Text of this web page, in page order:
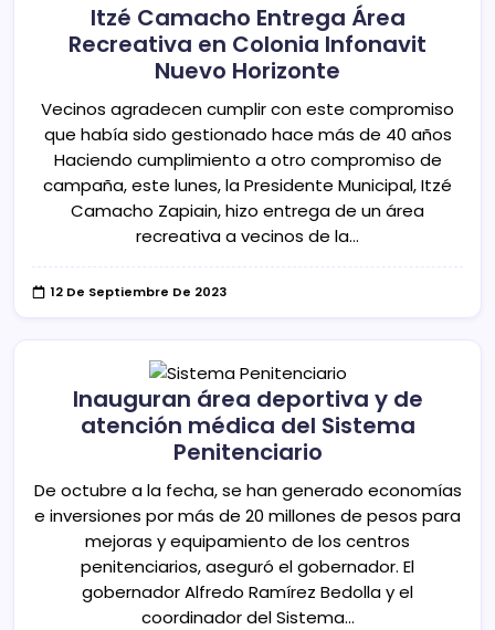
Itzé Camacho Entrega Área
Recreativa en Colonia Infonavit
Nuevo Horizonte
Vecinos agradecen cumplir con este compromiso
que había sido gestionado hace más de 40 años
Haciendo cumplimiento a otro compromiso de
campaña, este lunes, la Presidente Municipal, Itzé
Camacho Zapiain, hizo entrega de un área
recreativa a vecinos de la…
12 De Septiembre De 2023
Inauguran área deportiva y de
atención médica del Sistema
Penitenciario
De octubre a la fecha, se han generado economías
e inversiones por más de 20 millones de pesos para
mejoras y equipamiento de los centros
penitenciarios, aseguró el gobernador. El
gobernador Alfredo Ramírez Bedolla y el
coordinador del Sistema…